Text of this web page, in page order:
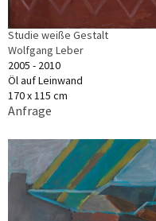
Studie weiße Gestalt
Wolfgang Leber
2005 - 2010
Öl auf Leinwand
170 x 115 cm
Anfrage